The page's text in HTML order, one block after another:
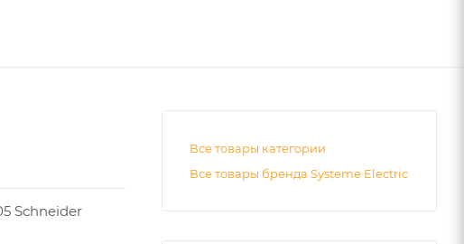
Schneider
Все товары категории
Все товары бренда Systeme Electric